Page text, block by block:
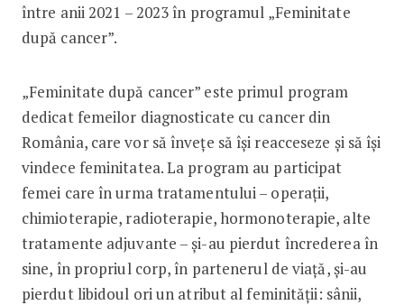
între anii 2021 – 2023 în programul „Feminitate
după cancer”.
„Feminitate după cancer” este primul program
dedicat femeilor diagnosticate cu cancer din
România, care vor să învețe să își reacceseze și să își
vindece feminitatea. La program au participat
femei care în urma tratamentului – operații,
chimioterapie, radioterapie, hormonoterapie, alte
tratamente adjuvante – și-au pierdut încrederea în
sine, în propriul corp, în partenerul de viață, și-au
pierdut libidoul ori un atribut al feminității: sânii,